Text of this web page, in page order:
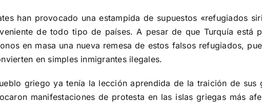
han provocado una estampida de supuestos «refugiados
de todo tipo de países. A pesar de que Turquía está
en masa una nueva remesa de estos falsos refugiados,
en simples inmigrantes ilegales.
griego ya tenía la lección aprendida de la traición de
manifestaciones de protesta en las islas griegas más